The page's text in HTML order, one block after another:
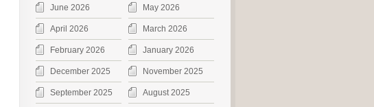
June 2026 May 2026
April 2026 March 2026
February 2026 January 2026
December 2025 November 2025
September 2025 August 2025